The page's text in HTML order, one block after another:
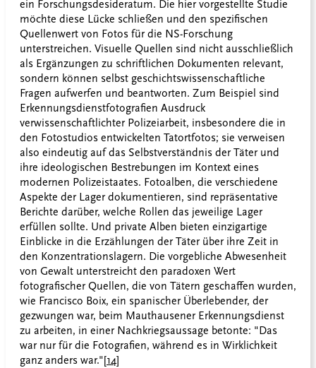
ein Forschungsdesideratum. Die hier vorgestellte Studie
möchte diese Lücke schließen und den spezifischen
Quellenwert von Fotos für die NS-Forschung
unterstreichen. Visuelle Quellen sind nicht ausschließlich
als Ergänzungen zu schriftlichen Dokumenten relevant,
sondern können selbst geschichtswissenschaftliche
Fragen aufwerfen und beantworten. Zum Beispiel sind
Erkennungsdienstfotografien Ausdruck
verwissenschaftlichter Polizeiarbeit, insbesondere die in
den Fotostudios entwickelten Tatortfotos; sie verweisen
also eindeutig auf das Selbstverständnis der Täter und
ihre ideologischen Bestrebungen im Kontext eines
modernen Polizeistaates. Fotoalben, die verschiedene
Aspekte der Lager dokumentieren, sind repräsentative
Berichte darüber, welche Rollen das jeweilige Lager
erfüllen sollte. Und private Alben bieten einzigartige
Einblicke in die Erzählungen der Täter über ihre Zeit in
den Konzentrationslagern. Die vorgebliche Abwesenheit
von Gewalt unterstreicht den paradoxen Wert
fotografischer Quellen, die von Tätern geschaffen wurden,
wie Francisco Boix, ein spanischer Überlebender, der
gezwungen war, beim Mauthausener Erkennungsdienst
zu arbeiten, in einer Nachkriegsaussage betonte: "Das
war nur für die Fotografien, während es in Wirklichkeit
ganz anders war." [14]